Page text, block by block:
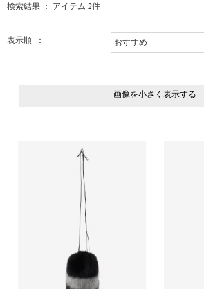
検索結果 ： アイテム 2件
表示順 ：